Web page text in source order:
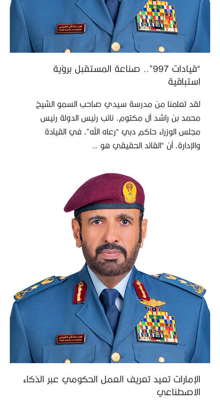
“قيادات 997”.. صناعة المستقبل برؤية
استباقية
لقد تعلمنا من مدرسة سيدي صاحب السمو الشيخ
محمد بن راشد آل مكتوم، نائب رئيس الدولة رئيس
مجلس الوزراء حاكم دبي “رعاه الله”، في القيادة
والإدارة، أن “القائد الحقيقي هو …
الإمارات تعيد تعريف العمل الحكومي عبر الذكاء
الاصطناعي